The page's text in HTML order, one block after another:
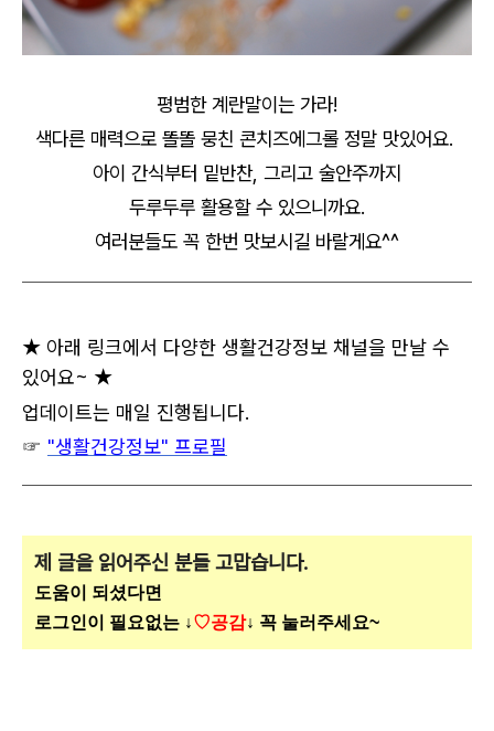
평범한 계란말이는 가라!
색다른 매력으로 똘똘 뭉친 콘치즈에그롤 정말 맛있어요.
아이 간식부터 밑반찬, 그리고 술안주까지
두루두루 활용할 수 있으니까요.
여러분들도 꼭 한번 맛보시길 바랄게요^^
★ 아래 링크에서 다양한 생활건강정보 채널을 만날 수
있어요~ ★
업데이트는 매일 진행됩니다.
☞ "생활건강정보" 프로필
제 글을 읽어주신 분들 고맙습니다.
도움이 되셨다면
로그인이 필요없는 ↓♡공감↓ 꼭 눌러주세요~